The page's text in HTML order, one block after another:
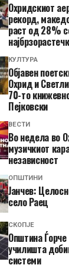
Охридскиот
рекорд,
раст од 28%
КУЛТУРА
Објавен
Охрид и
70-то
Пејковски
ВЕСТИ
Во недела во
музичкиот
независност
ОПШТИНИ
Јанчев:
село Раец
СКОПЈЕ
Општина
училишта
системи